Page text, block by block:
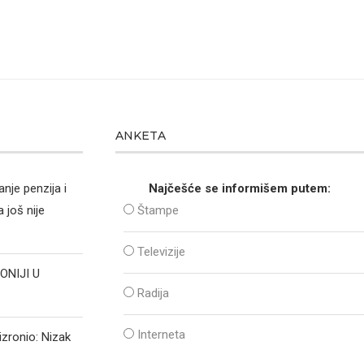
penzija i
još nije
U
Nizak
ANKETA
Najčešće se informišem putem:
Štampe
Televizije
Radija
Interneta